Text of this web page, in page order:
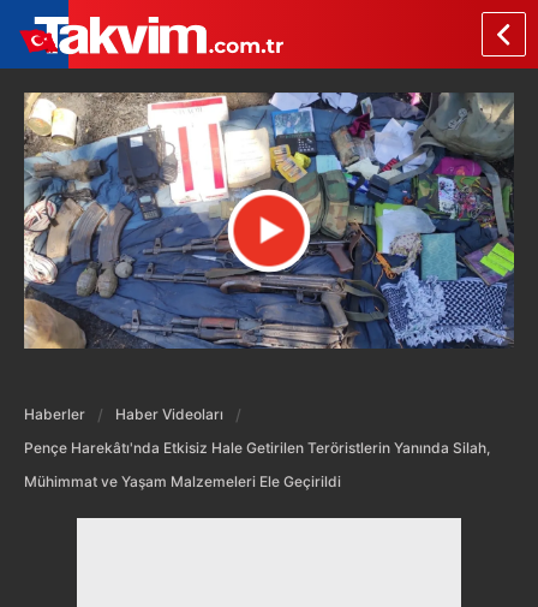
Haberler
Haber Videoları
Pençe Harekâtı'nda Etkisiz Hale Getirilen Teröristlerin Yanında Silah,
Mühimmat ve Yaşam Malzemeleri Ele Geçirildi